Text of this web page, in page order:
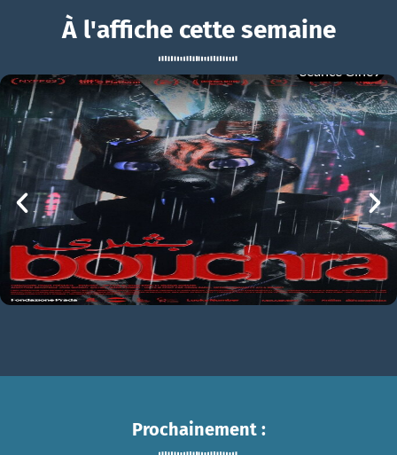
À l’ancienne
À l’ancienne Bande-annonce VF
À l'affiche cette semaine
BOUCHRA
mer 05/08
21h00
Prochainement :